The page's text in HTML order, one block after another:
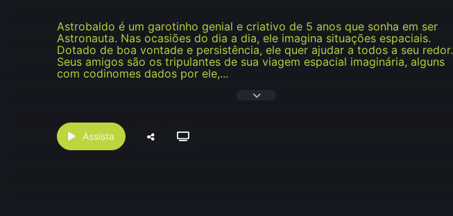
Astrobaldo é um garotinho genial e criativo de 5 anos que sonha em ser
Astronauta. Nas ocasiões do dia a dia, ele imagina situações espaciais.
Dotado de boa vontade e persistência, ele quer ajudar a todos a seu redor.
Seus amigos são os tripulantes de sua viagem espacial imaginária, alguns
com codinomes dados por ele,...
Assista